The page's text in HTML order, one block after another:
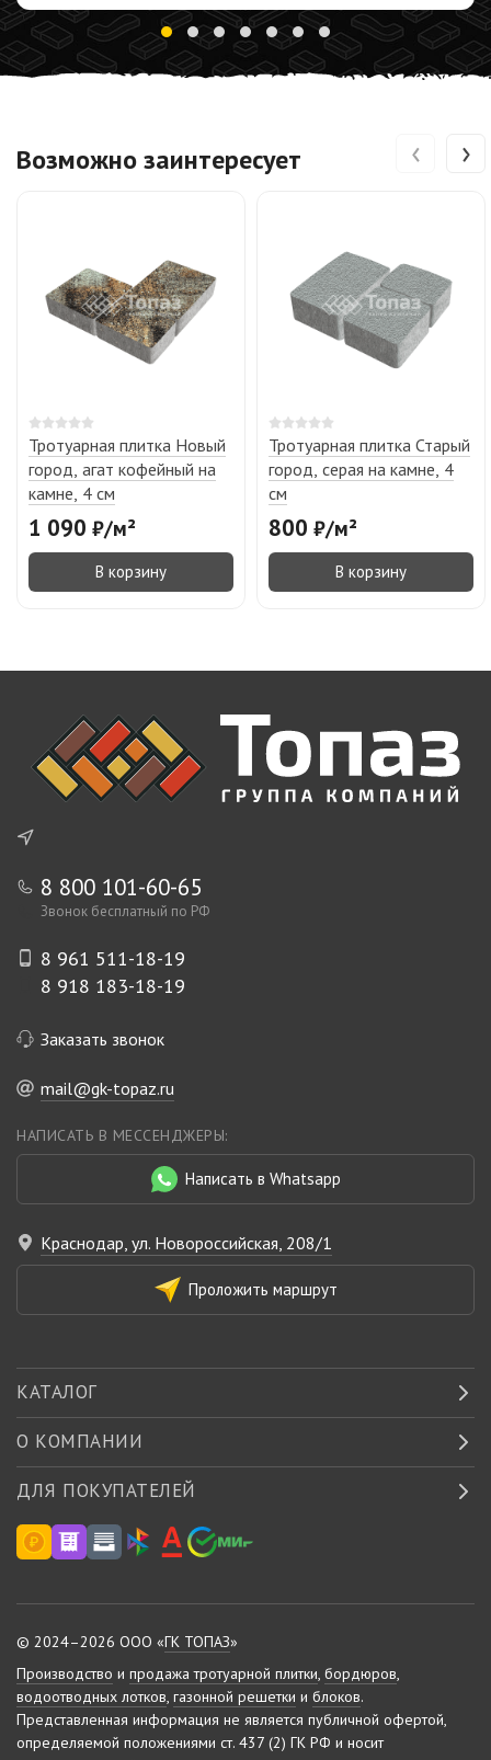
Возможно заинтересует
Тротуарная плитка Новый
город, агат кофейный на
камне, 4 см
1 090 ₽/м²
В корзину
Тротуарная плитка Старый
город, серая на камне, 4
см
800 ₽/м²
В корзину
‹ ›
8 800 101-60-65
Звонок бесплатный по РФ
8 961 511-18-19
8 918 183-18-19
Заказать звонок
mail@gk-topaz.ru
НАПИСАТЬ В МЕССЕНДЖЕРЫ:
Написать в Whatsapp
Краснодар, ул. Новороссийская, 208/1
Проложить маршрут
КАТАЛОГ
О КОМПАНИИ
ДЛЯ ПОКУПАТЕЛЕЙ
© 2024–2026 ООО «ГК ТОПАЗ»
Производство и продажа тротуарной плитки, бордюров,
водоотводных лотков, газонной решетки и блоков.
Представленная информация не является публичной офертой,
определяемой положениями ст. 437 (2) ГК РФ и носит